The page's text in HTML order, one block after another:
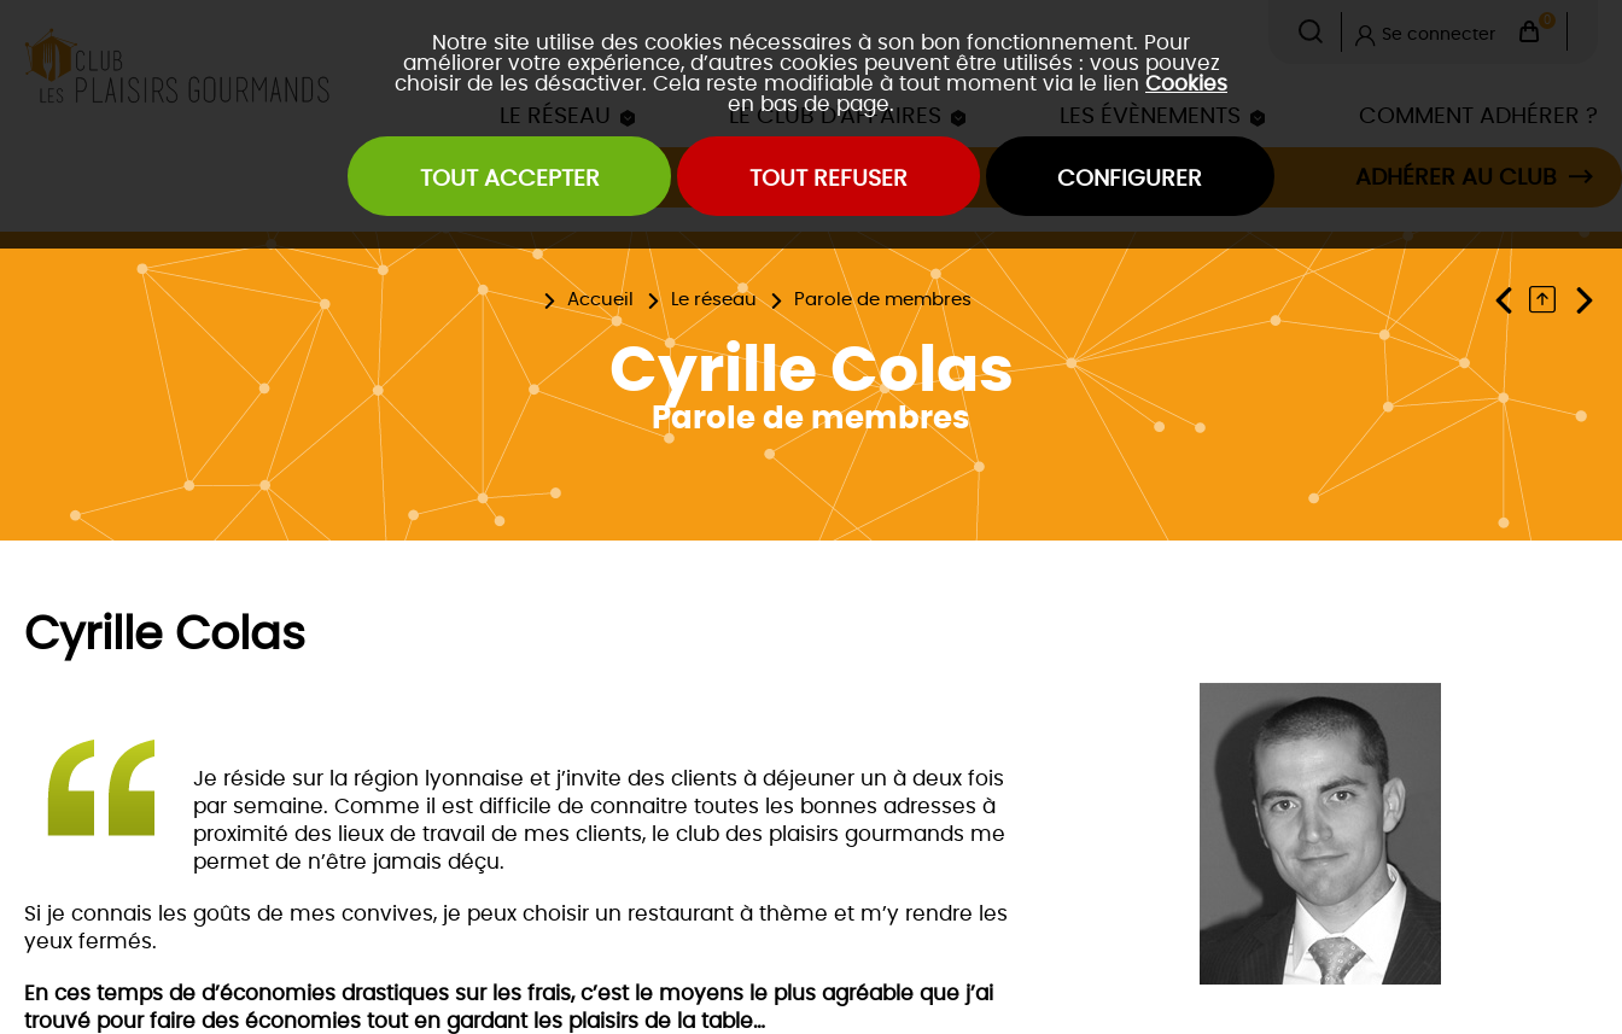
Notre site utilise des cookies nécessaires à son bon fonctionnement. Pour
améliorer votre expérience, d’autres cookies peuvent être utilisés : vous pouvez
choisir de les désactiver. Cela reste modifiable à tout moment via le lien Cookies
en bas de page.
TOUT ACCEPTER TOUT REFUSER CONFIGURER
0
Se connecter
LE RÉSEAU LE CLUB D'AFFAIRES LES ÉVÈNEMENTS
Les Afterwork du Club
Évènements Inter Club
Les mâchons du Club
Les event's "À la découverte de..."
COMMENT ADHÉRER ?
ADHÉRER AU CLUB
Accueil Le réseau Parole de membres
Cyrille Colas
Parole de membres
Cyrille Colas
Je réside sur la région lyonnaise et j’invite des clients à déjeuner un à deux fois
par semaine. Comme il est difficile de connaitre toutes les bonnes adresses à
proximité des lieux de travail de mes clients, le club des plaisirs gourmands me
permet de n’être jamais déçu.
Si je connais les goûts de mes convives, je peux choisir un restaurant à thème et m’y rendre les
yeux fermés.
En ces temps de d’économies drastiques sur les frais, c’est le moyens le plus agréable que j’ai
trouvé pour faire des économies tout en gardant les plaisirs de la table…